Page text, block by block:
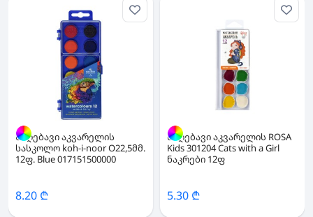
საღებავი აკვარელის
სასკოლო koh-i-noor O22,5მმ.
12ფ. Blue 017151500000
8.20 ₾
საღებავი აკვარელის ROSA
Kids 301204 Cats with a Girl
ნაკრები 12ფ
5.30 ₾